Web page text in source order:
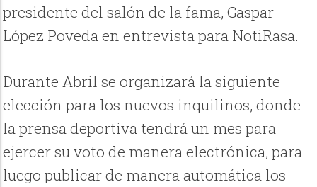
presidente del salón de la fama, Gaspar
López Poveda en entrevista para NotiRasa.
Durante Abril se organizará la siguiente
elección para los nuevos inquilinos, donde
la prensa deportiva tendrá un mes para
ejercer su voto de manera electrónica, para
luego publicar de manera automática los